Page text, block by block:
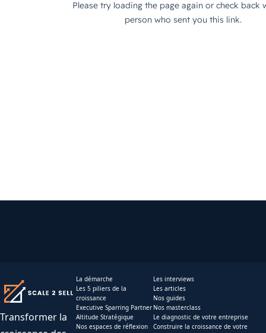
Transformer la
La démarche
Les 5 piliers de la
croissance
Executive Sparring Partner
Altitude Stratégique
Nos espaces de réflexion
Les interviews
Les articles
Nos guides
Nos masterclass
Le diagnostic de votre entreprise
Construire la croissance de votre